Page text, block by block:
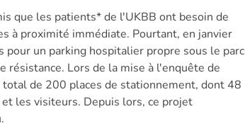
que les patients* de l'UKBB ont besoin de
à proximité immédiate. Pourtant, en janvier
un parking hospitalier propre sous le parc
résistance. Lors de la mise à l'enquête de
de 200 places de stationnement, dont 48
les visiteurs. Depuis lors, ce projet